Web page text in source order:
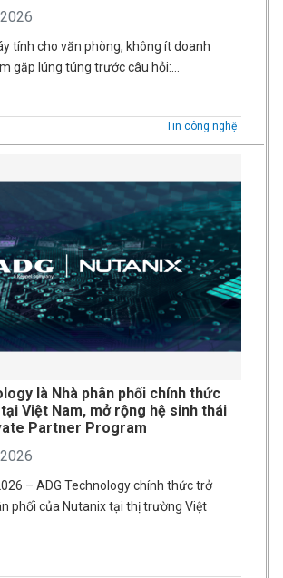
tính cho văn phòng, không ít doanh
gặp lúng túng trước câu hỏi:…
Tin công nghệ
là Nhà phân phối chính thức
Việt Nam, mở rộng hệ sinh thái
Partner Program
– ADG Technology chính thức trở
phối của Nutanix tại thị trường Việt